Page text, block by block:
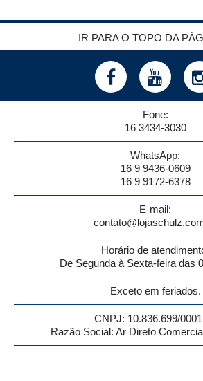
IR PARA O TOPO DA
Fone:
16 3434-3030
WhatsApp:
16 9 9436-0609
16 9 9172-6378
E-mail:
Horário de
De Segunda à Sexta-feira das
Exceto em feriados.
CNPJ: 10.836.699/
Razão Social: Ar Direto